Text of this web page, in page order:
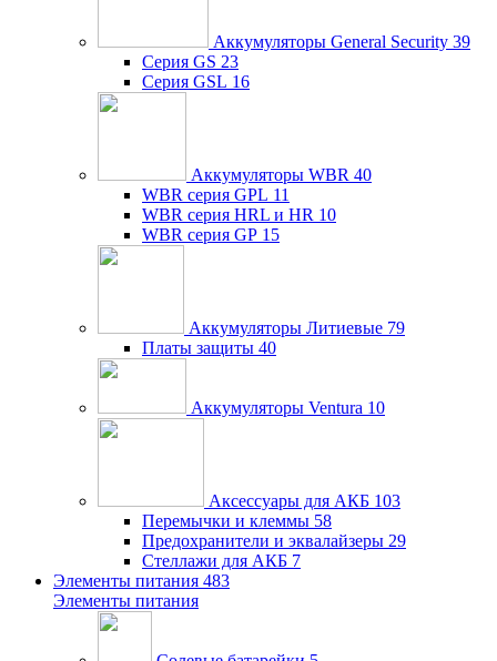
Аккумуляторы General Security 39
Серия GS 23
Серия GSL 16
Аккумуляторы WBR 40
WBR серия GPL 11
WBR серия HRL и HR 10
WBR серия GP 15
Аккумуляторы Литиевые 79
Платы защиты 40
Аккумуляторы Ventura 10
Аксессуары для АКБ 103
Перемычки и клеммы 58
Предохранители и эквалайзеры 29
Стеллажи для АКБ 7
Элементы питания 483
Элементы питания